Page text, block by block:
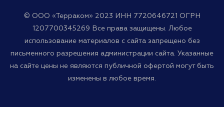
© ООО «Терраком» 2023 ИНН 7720646721 ОГРН
1207700345269 Все права защищены. Любое
использование материалов с сайта запрещено без
письменного разрешения администрации сайта. Указанные
на сайте цены не являются публичной офертой могут быть
изменены в любое время.